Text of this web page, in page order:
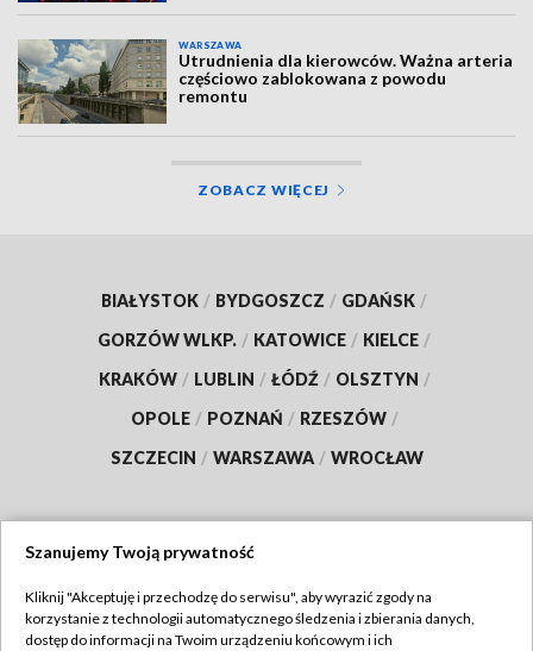
WARSZAWA
Utrudnienia dla kierowców. Ważna arteria
częściowo zablokowana z powodu
remontu
ZOBACZ WIĘCEJ
BIAŁYSTOK / BYDGOSZCZ / GDAŃSK /
GORZÓW WLKP. / KATOWICE / KIELCE /
KRAKÓW / LUBLIN / ŁÓDŹ / OLSZTYN /
OPOLE / POZNAŃ / RZESZÓW /
SZCZECIN / WARSZAWA / WROCŁAW
TVP
Szanujemy Twoją prywatność
Kliknij "Akceptuję i przechodzę do serwisu", aby wyrazić zgody na
korzystanie z technologii automatycznego śledzenia i zbierania danych,
dostęp do informacji na Twoim urządzeniu końcowym i ich